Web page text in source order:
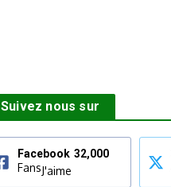
Suivez nous sur
Facebook 32,000
FansJ'aime